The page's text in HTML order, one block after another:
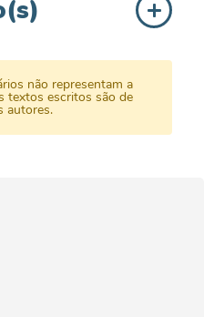
não representam a
textos escritos são de
autores.